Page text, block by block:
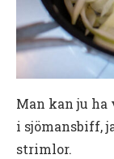
Man kan ju
i sjömansbiff,
strimlor.